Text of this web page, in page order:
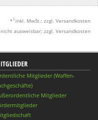
* 1 inkl. MwSt.; zzgl. Versandkosten
ausweisbar; zzgl. Versandkosten
Mitglieder (Waffen-
Mitglieder